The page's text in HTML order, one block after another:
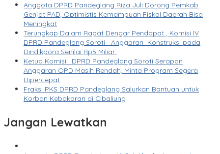
Anggota DPRD Pandeglang Riza Juli Dorong Pemkab
Genjot PAD, Optimistis Kemampuan Fiskal Daerah Bisa
Meningkat
Terungkap Dalam Rapat Dengar Pendapat , Komisi IV
DPRD Pandeglang Soroti Anggaran Konstruksi pada
Dindikpora Senilai Rp5 Miliar
Ketua Komisi I DPRD Pandeglang Soroti Serapan
Anggaran OPD Masih Rendah, Minta Program Segera
Dipercepat
Fraksi PKS DPRD Pandeglang Salurkan Bantuan untuk
Korban Kebakaran di Cibaliung
Jangan Lewatkan